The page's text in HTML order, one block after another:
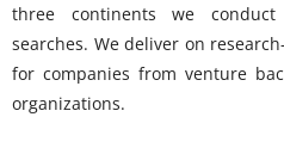
three continents we
searches. We deliver on
for companies from venture
organizations.